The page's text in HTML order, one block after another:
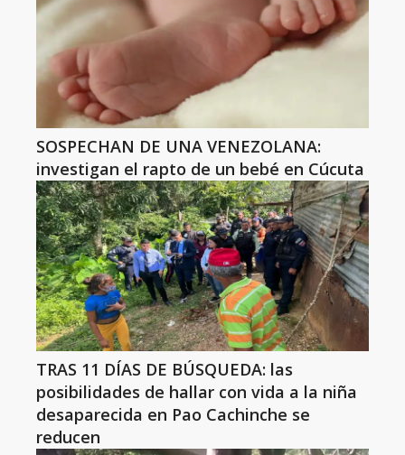
SOSPECHAN DE UNA VENEZOLANA:
investigan el rapto de un bebé en Cúcuta
TRAS 11 DÍAS DE BÚSQUEDA: las
posibilidades de hallar con vida a la niña
desaparecida en Pao Cachinche se
reducen